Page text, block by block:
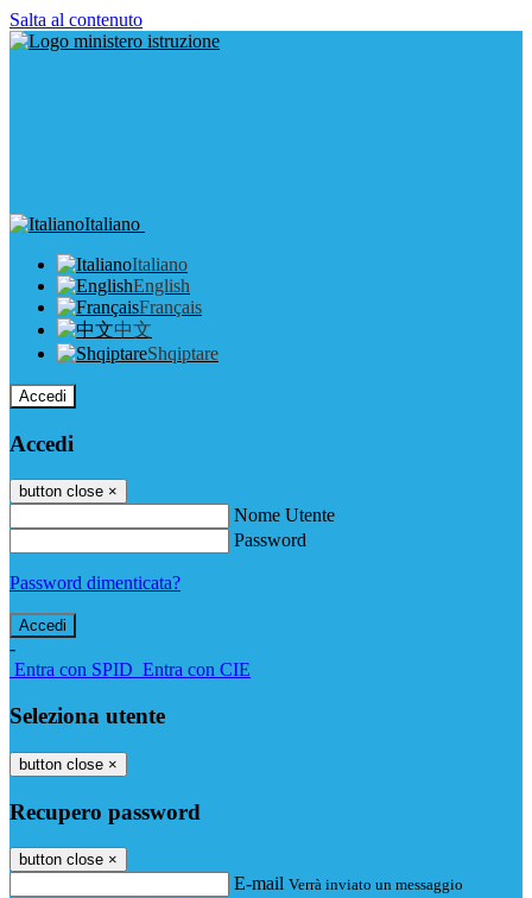
Salta al contenuto
Italiano
Italiano
English
Français
中文
Shqiptare
Accedi
Accedi
button close ×
Nome Utente
Password
Password dimenticata?
-
Entra con SPID Entra con CIE
Seleziona utente
button close ×
Recupero password
button close ×
E-mail Verrà inviato un messaggio